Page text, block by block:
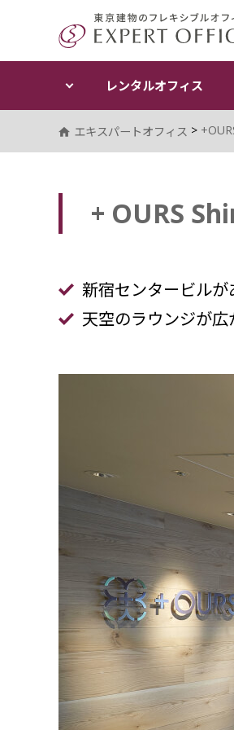
レンタルオフィス
エキスパートオフィス >
+ OURS
check
新宿センタービル
check
天空のラウンジが